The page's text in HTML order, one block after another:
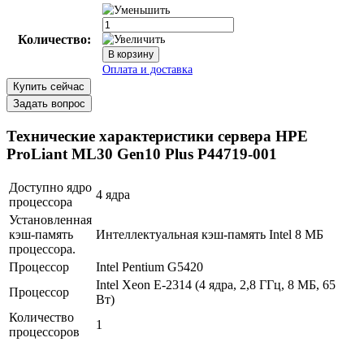
Количество:
В корзину
Оплата и доставка
Купить сейчас
Задать вопрос
Технические характеристики сервера HPE
ProLiant ML30 Gen10 Plus P44719-001
Доступно ядро
процессора
4 ядра
Установленная
кэш-память
процессора.
Интеллектуальная кэш-память Intel 8 МБ
Процессор
Intel Pentium G5420
Процессор
Intel Xeon E-2314 (4 ядра, 2,8 ГГц, 8 МБ, 65
Вт)
Количество
процессоров
1